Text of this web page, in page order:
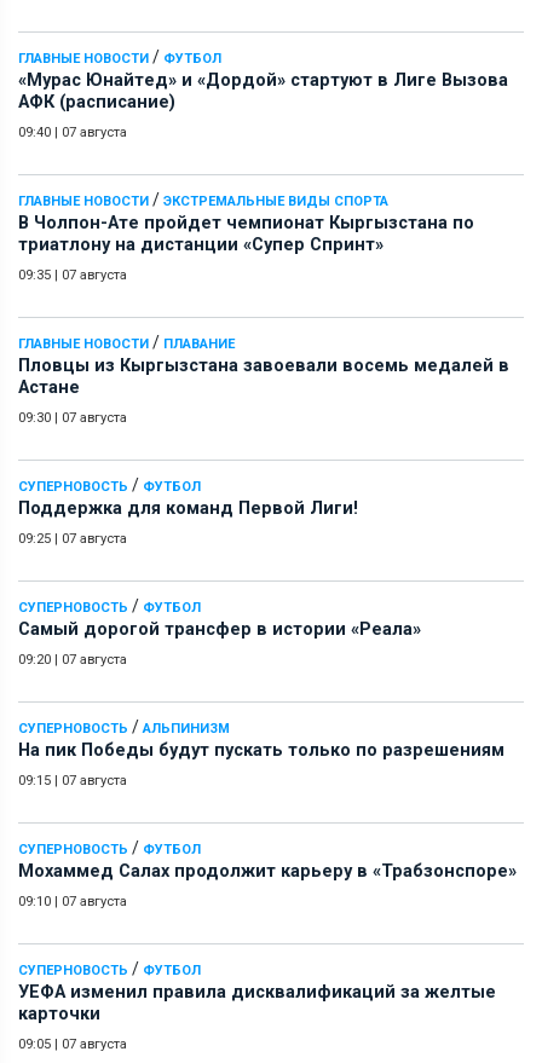
ГЛАВНЫЕ НОВОСТИ / ФУТБОЛ
«Мурас Юнайтед» и «Дордой» стартуют в Лиге Вызова
АФК (расписание)
09:40 07 августа
ГЛАВНЫЕ НОВОСТИ / ЭКСТРЕМАЛЬНЫЕ ВИДЫ СПОРТА
В Чолпон-Ате пройдет чемпионат Кыргызстана по
триатлону на дистанции «Супер Спринт»
09:35 07 августа
ГЛАВНЫЕ НОВОСТИ / ПЛАВАНИЕ
Пловцы из Кыргызстана завоевали восемь медалей в
Астане
09:30 07 августа
СУПЕРНОВОСТЬ / ФУТБОЛ
Поддержка для команд Первой Лиги!
09:25 07 августа
СУПЕРНОВОСТЬ / ФУТБОЛ
Самый дорогой трансфер в истории «Реала»
09:20 07 августа
СУПЕРНОВОСТЬ /АЛЬПИНИЗМ
На пик Победы будут пускать только по разрешениям
09:15 07 августа
СУПЕРНОВОСТЬ / ФУТБОЛ
Мохаммед Салах продолжит карьеру в «Трабзонспоре»
09:10 07 августа
СУПЕРНОВОСТЬ / ФУТБОЛ
УЕФА изменил правила дисквалификаций за желтые
карточки
09:05 07 августа